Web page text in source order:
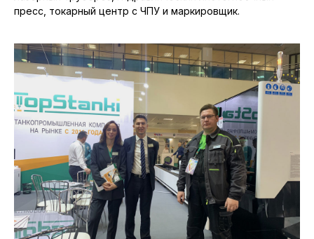
пресс, токарный центр с ЧПУ и маркировщик.